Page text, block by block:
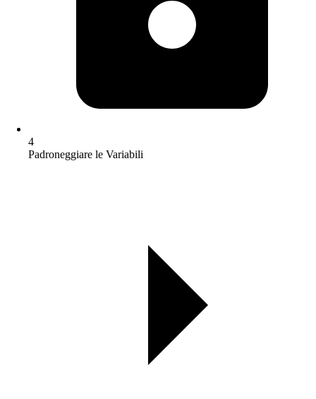
4
Padroneggiare le Variabili